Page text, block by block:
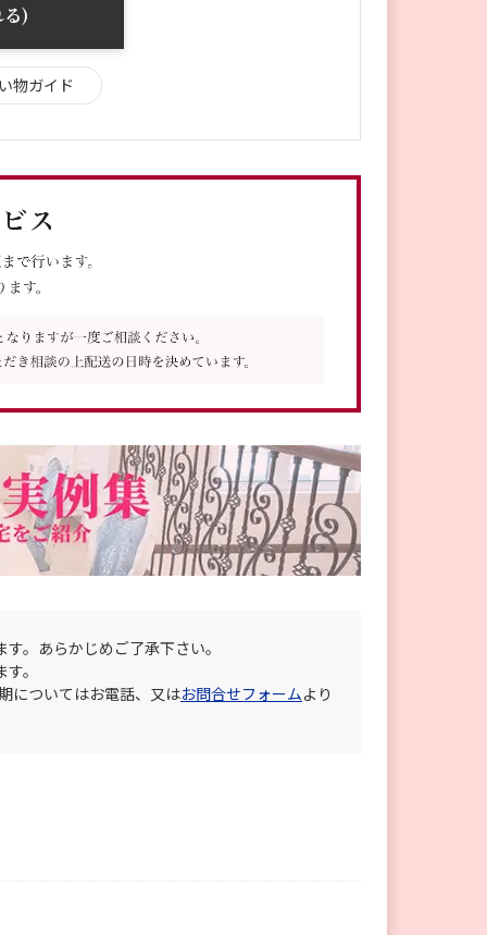
)
物ガイド
。あらかじめご了承下さい。
。
についてはお電話、又はお問合せフォームより